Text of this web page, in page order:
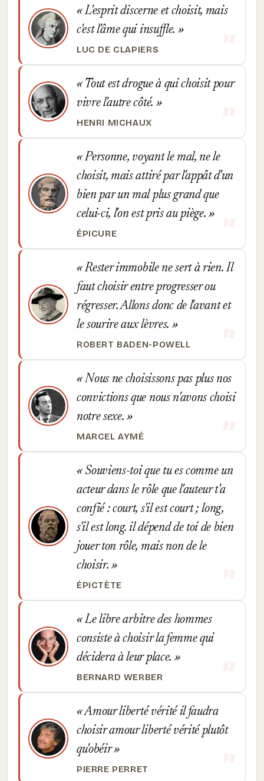
L'esprit discerne et choisit, mais
c'est l'âme qui insuffle.
LUC DE CLAPIERS
Tout est drogue à qui choisit pour
vivre l'autre côté.
HENRI MICHAUX
Personne, voyant le mal, ne le
choisit, mais attiré par l'appât d'un
bien par un mal plus grand que
celui-ci, l'on est pris au piège.
ÉPICURE
Rester immobile ne sert à rien. Il
faut choisir entre progresser ou
régresser. Allons donc de l'avant et
le sourire aux lèvres.
ROBERT BADEN-POWELL
Nous ne choisissons pas plus nos
convictions que nous n'avons choisi
notre sexe.
MARCEL AYMÉ
Souviens-toi que tu es comme un
acteur dans le rôle que l'auteur t'a
confié : court, s'il est court ; long,
s'il est long. il dépend de toi de bien
jouer ton rôle, mais non de le
choisir.
ÉPICTÈTE
Le libre arbitre des hommes
consiste à choisir la femme qui
décidera à leur place.
BERNARD WERBER
Amour liberté vérité il faudra
choisir amour liberté vérité plutôt
qu'obéir
PIERRE PERRET